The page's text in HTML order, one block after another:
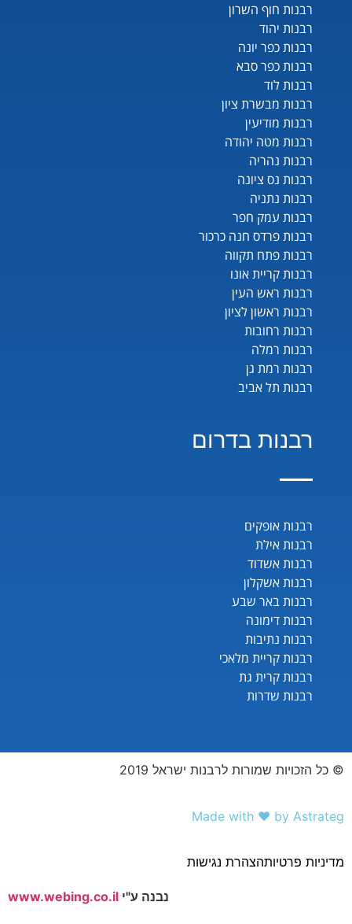
רבנות חוף השרון
רבנות יהוד
רבנות כפר יונה
רבנות כפר סבא
רבנות לוד
רבנות מבשרת ציון
רבנות מודיעין
רבנות מטה יהודה
רבנות נהריה
רבנות נס ציונה
רבנות נתניה
רבנות עמק חפר
רבנות פרדס חנה כרכור
רבנות פתח תקווה
רבנות קריית אונו
רבנות ראש העין
רבנות ראשון לציון
רבנות רחובות
רבנות רמלה
רבנות רמת גן
רבנות תל אביב
רבנות בדרום
רבנות אופקים
רבנות אילת
רבנות אשדוד
רבנות אשקלון
רבנות באר שבע
רבנות דימונה
רבנות נתיבות
רבנות קריית מלאכי
רבנות קרית גת
רבנות שדרות
© כל הזכויות שמורות לרבנות ישראל 2019
Made with ❤️ by Astrateg
מדיניות פרטיותהצהרת נגישות
נבנה ע"י www.webing.co.il